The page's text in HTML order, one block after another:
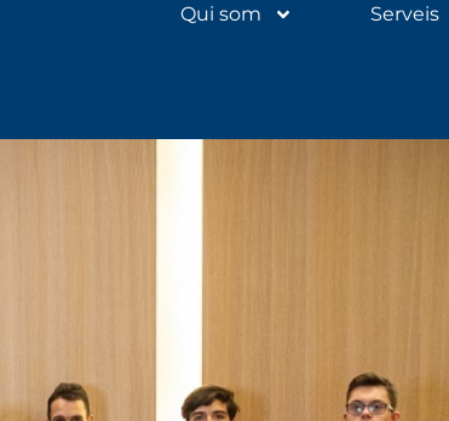
Qui som Serveis